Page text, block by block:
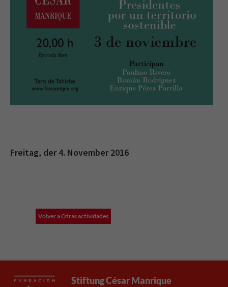
Freitag, der 4. November 2016
Volver a Otras actividades
Stiftung César Manrique